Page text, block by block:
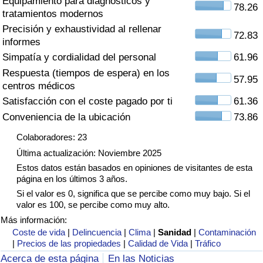
tratamientos modernos
78.26
Precisión y exhaustividad al rellenar
informes
72.83
Simpatía y cordialidad del personal
61.96
Respuesta (tiempos de espera) en los
centros médicos
57.95
Satisfacción con el coste pagado por ti
61.36
Conveniencia de la ubicación
73.86
Colaboradores: 23
Última actualización: Noviembre 2025
Estos datos están basados en opiniones de visitantes de esta
página en los últimos 3 años.
Si el valor es 0, significa que se percibe como muy bajo. Si el
valor es 100, se percibe como muy alto.
Más información:
Coste de vida | Delincuencia |Clima |Sanidad |Contaminación
| Precios de las propiedades |Calidad de Vida |Tráfico
Acerca de esta página En las Noticias
Índice de criminalidad por país
Sanidad
Índice de Sanidad (Actual)
Índice de Sanidad
Contaminación
Índice de Contaminación (Actual)
Índice de contaminación
Índice de Contaminación por País